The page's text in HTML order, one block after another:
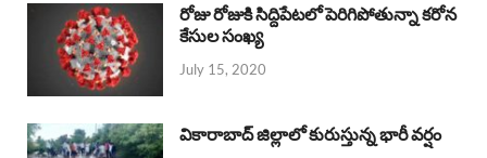
రోజు రోజుకి సిద్దిపేటలో పెరిగిపోతున్నా కరోన
కేసుల సంఖ్య
July 15, 2020
వికారాబాద్ జిల్లాలో కురుస్తున్న భారీ వర్షం